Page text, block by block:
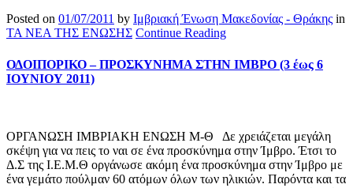
Posted on 01/07/2011 by Ιμβριακή Ένωση Μακεδονίας - Θράκης in
ΤΑ ΝΕΑ ΤΗΣ ΕΝΩΣΗΣ Continue Reading
ΟΔΟΙΠΟΡΙΚΟ – ΠΡΟΣΚΥΝΗΜΑ ΣΤΗΝ ΙΜΒΡΟ (3 έως 6
ΙΟΥΝΙΟΥ 2011)
ΟΡΓΑΝΩΣΗ ΙΜΒΡΙΑΚΗ ΕΝΩΣΗ Μ-Θ Δε χρειάζεται μεγάλη
σκέψη για να πεις το ναι σε ένα προσκύνημα στην Ίμβρο. Έτσι το
Δ.Σ της Ι.Ε.Μ.Θ οργάνωσε ακόμη ένα προσκύνημα στην Ίμβρο με
ένα γεμάτο πούλμαν 60 ατόμων όλων των ηλικιών. Παρόντα και τα